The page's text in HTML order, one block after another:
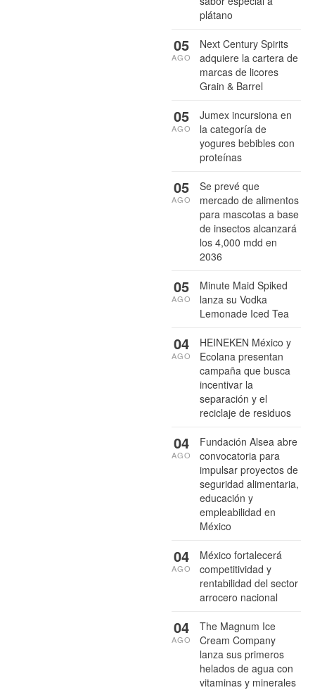
plátano
Next Century Spirits
adquiere la cartera de
marcas de licores
Grain & Barrel
05
AGO
Jumex incursiona en
la categoría de
yogures bebibles con
proteínas
05
AGO
Se prevé que
mercado de alimentos
para mascotas a base
de insectos alcanzará
los 4,000 mdd en
2036
05
AGO
Minute Maid Spiked
lanza su Vodka
Lemonade Iced Tea
05
AGO
HEINEKEN México y
Ecolana presentan
campaña que busca
incentivar la
separación y el
reciclaje de residuos
04
AGO
Fundación Alsea abre
convocatoria para
impulsar proyectos de
seguridad alimentaria,
educación y
empleabilidad en
México
04
AGO
México fortalecerá
competitividad y
rentabilidad del sector
arrocero nacional
04
AGO
The Magnum Ice
Cream Company
lanza sus primeros
helados de agua con
vitaminas y minerales
04
AGO